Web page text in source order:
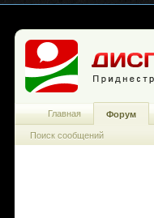
Главная Форум
Поиск сообщений